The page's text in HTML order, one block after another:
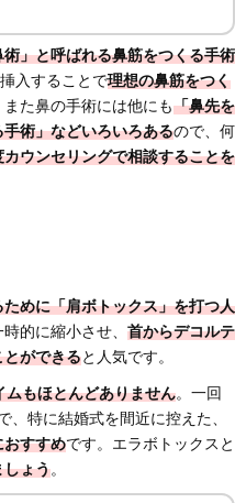
術」と呼ばれる鼻筋をつくる手術
入することで理想の鼻筋をつく
た鼻の手術には他にも「鼻先を
手術」などいろいろあるので、何
カウンセリングで相談することを
めに「肩ボトックス」を打つ人
的に縮小させ、 首からデコルテ
とができると人気です。
もほとんどありません。一回
特に結婚式を間近に控えた、
おすすめです。エラボトックスと
しょう。